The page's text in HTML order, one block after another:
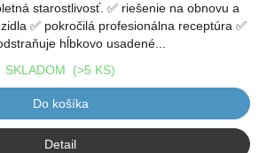
starostlivosť. ✅ riešenie na obnovu a
✅ pokročilá profesionálna receptúra ✅
hĺbkovo usadené...
SKLADOM (>5 KS)
Do košíka
Detail